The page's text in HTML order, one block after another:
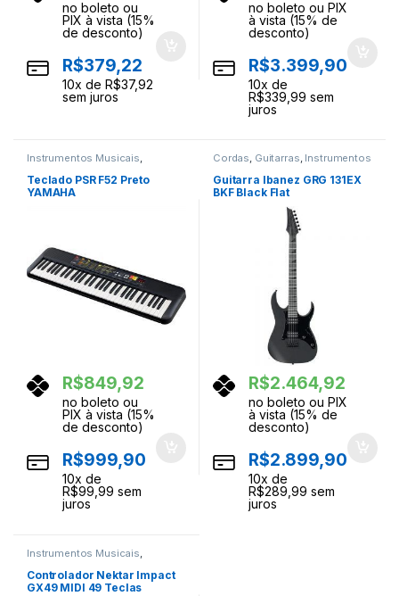
no boleto ou
PIX à vista (15%
de desconto)
R$379,22
10x de R$37,92
sem juros
no boleto ou PIX
à vista (15% de
desconto)
R$3.399,90
10x de
R$339,99 sem
juros
Instrumentos Musicais,
Teclado PSR F52 Preto
YAMAHA
R$849,92
no boleto ou
PIX à vista (15%
de desconto)
R$999,90
10x de
R$99,99 sem
juros
Cordas, Guitarras, Instrumentos
Guitarra Ibanez GRG 131EX
BKF Black Flat
R$2.464,92
no boleto ou PIX
à vista (15% de
desconto)
R$2.899,90
10x de
R$289,99 sem
juros
Instrumentos Musicais,
Controlador Nektar Impact
GX49 MIDI 49 Teclas